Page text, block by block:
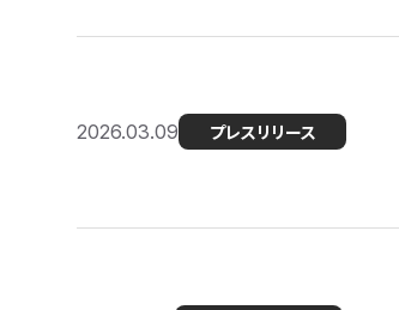
2026.03.09 プレスリリース